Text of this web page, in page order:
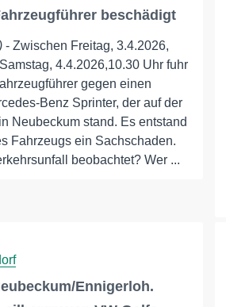
beschädigt
- Zwischen Freitag, 3.4.2026,
4.4.2026,10.30 Uhr fuhr
gegen einen
Benz Sprinter, der auf der
Neubeckum stand. Es entstand
Fahrzeugs ein Sachschaden.
beobachtet? Wer ...
Ennigerloh.